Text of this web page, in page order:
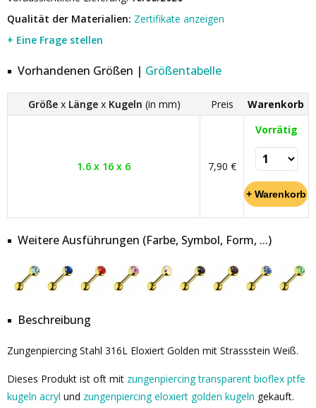
Qualität der Materialien: Zertifikate anzeigen
+ Eine Frage stellen
Vorhandenen Größen | Größentabelle
Größe x Länge x Kugeln (in mm) Preis Warenkorb
1.6 x 16 x 6 7,90 €
Vorrätig
Weitere Ausführungen (Farbe, Symbol, Form, ...)
Beschreibung
Zungenpiercing Stahl 316L Eloxiert Golden mit Strassstein Weiß.
Dieses Produkt ist oft mit zungenpiercing transparent bioflex ptfe
kugeln acryl und zungenpiercing eloxiert golden kugeln gekauft.